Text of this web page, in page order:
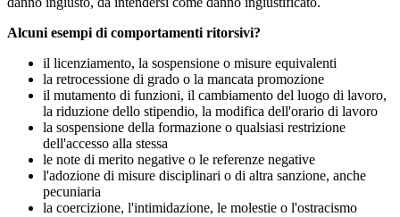
Alcuni esempi di comportamenti ritorsivi?
il licenziamento, la sospensione o misure equivalenti
la retrocessione di grado o la mancata promozione
il mutamento di funzioni, il cambiamento del luogo di lavoro,
la riduzione dello stipendio, la modifica dell'orario di lavoro
la sospensione della formazione o qualsiasi restrizione
dell'accesso alla stessa
le note di merito negative o le referenze negative
l'adozione di misure disciplinari o di altra sanzione, anche
pecuniaria
la coercizione, l'intimidazione, le molestie o l'ostracismo